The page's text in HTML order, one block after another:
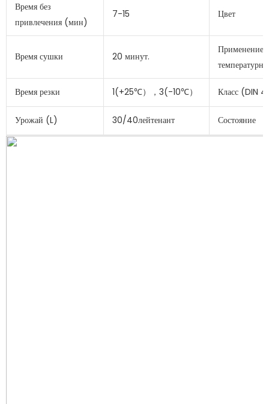
Время без
привлечения (мин)
7-15 Цвет
Время сушки 20 минут.
Применение
Время резки 1(+25℃），3(-10℃） Класс (DIN
Урожай (L) 30/40лейтенант Состояние